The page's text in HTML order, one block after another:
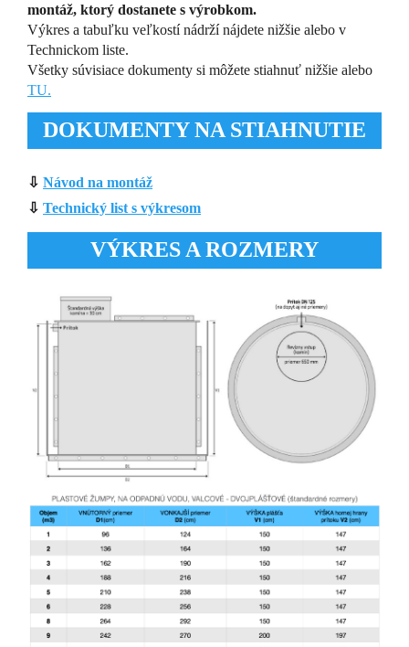
montáž, ktorý dostanete s výrobkom.
Výkres a tabuľku veľkostí nádrží nájdete nižšie alebo v
Technickom liste.
Všetky súvisiace dokumenty si môžete stiahnuť nižšie alebo
TU.
DOKUMENTY NA STIAHNUTIE
⇩ Návod na montáž
⇩ Technický list s výkresom
VÝKRES A ROZMERY